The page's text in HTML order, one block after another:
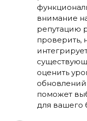
внимание
репутацию
проверить,
оценить
обновлений
поможет
для вашего